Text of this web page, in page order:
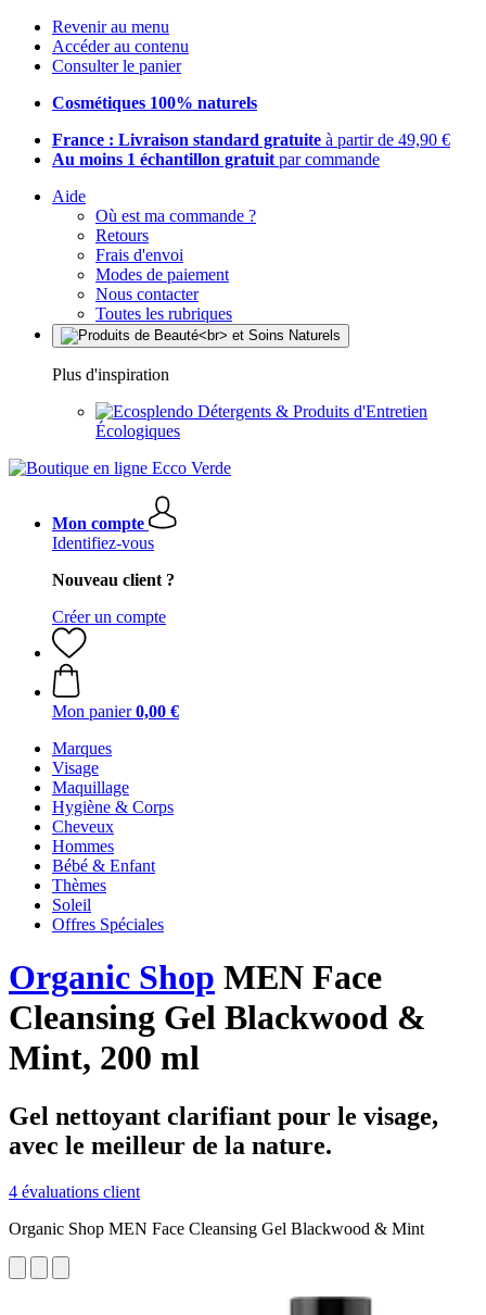
Revenir au menu
Accéder au contenu
Consulter le panier
Cosmétiques 100% naturels
France : Livraison standard gratuite à partir de 49,90 €
Au moins 1 échantillon gratuit par commande
Aide
Où est ma commande ?
Retours
Frais d'envoi
Modes de paiement
Nous contacter
Toutes les rubriques
Plus d'inspiration
Détergents & Produits d'Entretien
Écologiques
Mon compte
Identifiez-vous
Nouveau client ?
Créer un compte
Mon panier 0,00 €
Marques
Visage
Maquillage
Hygiène & Corps
Cheveux
Hommes
Bébé & Enfant
Thèmes
Soleil
Offres Spéciales
Organic Shop MEN Face
Cleansing Gel Blackwood &
Mint, 200 ml
Gel nettoyant clarifiant pour le visage,
avec le meilleur de la nature.
4 évaluations client
Organic Shop MEN Face Cleansing Gel Blackwood & Mint